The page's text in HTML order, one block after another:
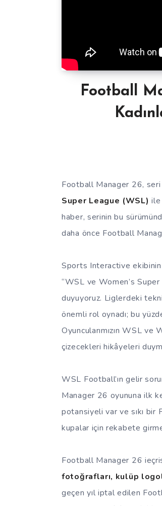
Football
Football Manager 26,
Super League (WSL)
haber, serinin bu
daha önce Football
Sports Interactive
“WSL ve Women’s
duyuyoruz. Liglerdeki
önemli rol oynadı; bu
Oyuncularımızın WSL
çizecekleri hikâyeleri
WSL Football’ın gelir
Manager 26 oyununa ilk
potansiyeli var ve sıkı bir
kupalar için rekabete
Football Manager 26
fotoğrafları, kulüp
geçen yıl iptal edilen